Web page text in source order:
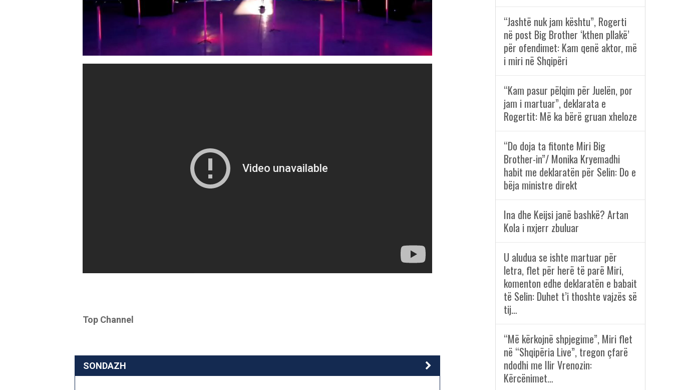
Top Channel
SONDAZH
“Jashtë nuk jam kështu”, Rogerti
në post Big Brother ‘kthen pllakë’
për ofendimet: Kam qenë aktor, më
i miri në Shqipëri
“Kam pasur pëlqim për Juelën, por
jam i martuar”, deklarata e
Rogertit: Më ka bërë gruan xheloze
“Do doja ta fitonte Miri Big
Brother-in”/ Monika Kryemadhi
habit me deklaratën për Selin: Do e
bëja ministre direkt
Ina dhe Keijsi janë bashkë? Artan
Kola i nxjerr zbuluar
U aludua se ishte martuar për
letra, flet për herë të parë Miri,
komenton edhe deklaratën e babait
të Selin: Duhet t’i thoshte vajzës së
tij…
“Më kërkojnë shpjegime”, Miri flet
në “Shqipëria Live”, tregon çfarë
ndodhi me Ilir Vrenozin:
Kërcënimet…